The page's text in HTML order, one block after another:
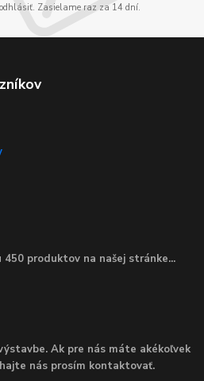
odhlásiť. Zasielame raz za 14 dní.
produktov na našej stránke...
Ak pre nás máte akékoľvek
nás prosím kontaktovať.